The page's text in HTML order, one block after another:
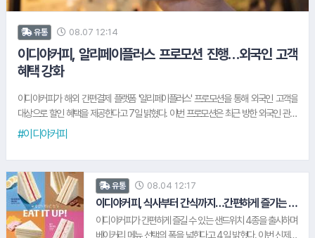
유통 08.07 12:14
이디야커피, 알리페이플러스 프로모션 진행…외국인 고객
혜택 강화
이디야커피가 해외 간편결제 플랫폼 '알리페이플러스' 프로모션을 통해 외국인 고객을
대상으로 할인 혜택을 제공한다고 7일 밝혔다. 이번 프로모션은 최근 방한 외국인 관광
객 수와 국내 소비 규모가 꾸준히 증가하는 가운데, 외국인 고객의 결제 편의성을 높이고
보다 편리한 매장 이용 환경을 제공하기 위해 마련됐다. 이디야커피 관계자는 "외국인 관
광객이 보다 편리하게 이디야커피를 이용할 수 있도록 다양한 해외 결제 서비스를 도입
하고 고객 혜택도 지속적으로 확대하고 있다"며 "앞으로도 고객 이용 편의성을 높이는
다양한 서비스를 통해 만족도를 높여 나갈 계획"이라고 말했다. 지난해 10월에는 위챗페
이, 유니온페이, 라인페이 등을 추가 도입했으며, 현재 알리페이플러스를 비롯해 다양한
해외 간편결제 서비스를 운영하며 외국인 고객의 이용 편의성을 높이고 있다.
#이디야커피
유통 08.04 12:17
이디야커피, 식사부터 간식까지…간편하게 즐기는 샌
드위치 4종 출시
이디야커피가 간편하게 즐길 수 있는 샌드위치 4종을 출시하며
베이커리 메뉴 선택의 폭을 넓힌다고 4일 밝혔다. 이번 신제품